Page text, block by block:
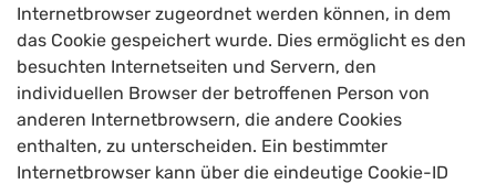
Internetbrowser zugeordnet werden können, in dem
das Cookie gespeichert wurde. Dies ermöglicht es den
besuchten Internetseiten und Servern, den
individuellen Browser der betroffenen Person von
anderen Internetbrowsern, die andere Cookies
enthalten, zu unterscheiden. Ein bestimmter
Internetbrowser kann über die eindeutige Cookie-ID